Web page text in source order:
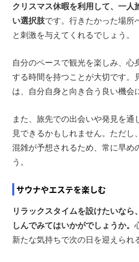
クリスマス休暇を利用して、一人
い選択肢です。行きたかった場所
と刺激を与えてくれるでしょう。
自分のペースで観光を楽しみ、心
する時間を持つことが大切です。
は、自分自身と向き合う良い機会
また、旅先での出会いや発見を通
見できるかもしれません。ただし
混雑が予想されるため、常に早め
う。
サウナやエステを楽しむ
リラックスタイムを設けたいなら
しんでみてはいかがでしょうか。
新たな気持ちで次の日を迎えられ